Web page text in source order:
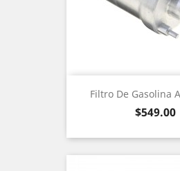
Filtro De Gasolina
Precio
$549.00